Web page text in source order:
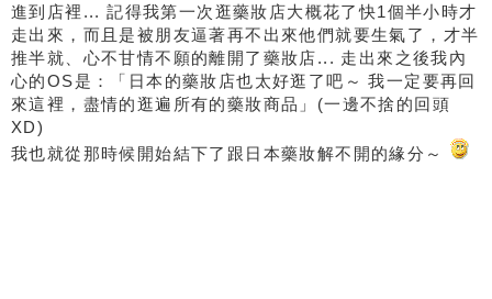
進到店裡... 記得我第一次逛藥妝店大概花了快1個半小時才
走出來，而且是被朋友逼著再不出來他們就要生氣了，才半
推半就、心不甘情不願的離開了藥妝店... 走出來之後我內
心的OS是：「日本的藥妝店也太好逛了吧～ 我一定要再回
來這裡，盡情的逛遍所有的藥妝商品」(一邊不捨的回頭
XD)
我也就從那時候開始結下了跟日本藥妝解不開的緣分～